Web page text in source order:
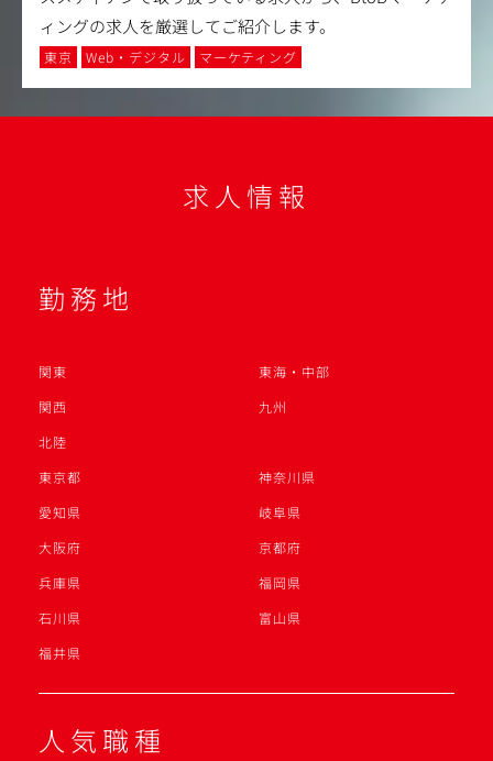
ィングの求人を厳選してご紹介します。
東京 Web・デジタル マーケティング
求人情報
勤務地
関東
東海・中部
関西
九州
北陸
東京都
神奈川県
愛知県
岐阜県
大阪府
京都府
兵庫県
福岡県
石川県
富山県
福井県
人気職種